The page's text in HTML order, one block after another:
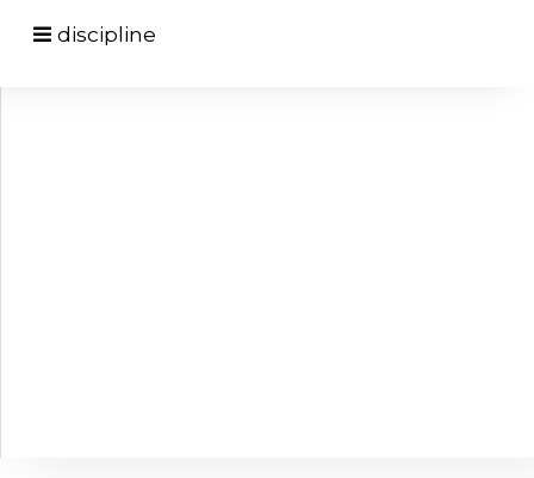
discipline